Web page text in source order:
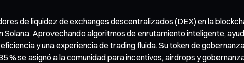
de liquidez de exchanges descentralizados (DEX) en la
Solana. Aprovechando algoritmos de enrutamiento inteligente,
y una experiencia de trading fluida. Su token de
% se asignó a la comunidad para incentivos, airdrops y